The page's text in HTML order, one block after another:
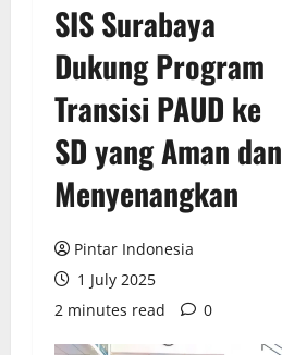
SIS Surabaya
Dukung Program
Transisi PAUD ke
SD yang Aman dan
Menyenangkan
Pintar Indonesia
1 July 2025
2 minutes read
0